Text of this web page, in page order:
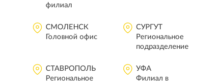
филиал
СМОЛЕНСК
Головной офис
СУРГУТ
Региональное
подразделение
СТАВРОПОЛЬ
Региональное
УФА
Филиал в